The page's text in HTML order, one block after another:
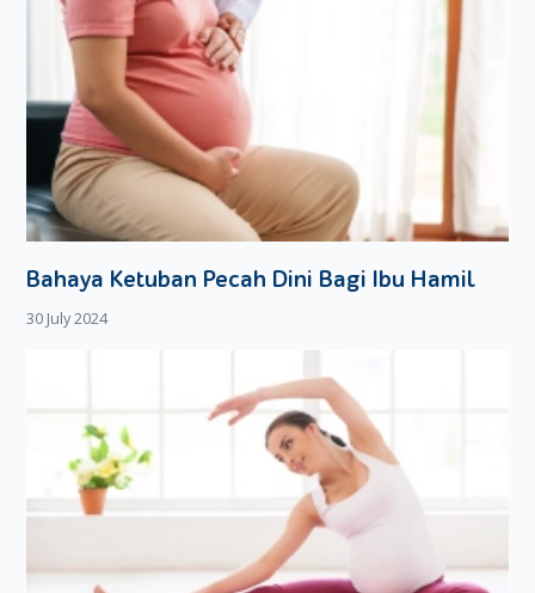
Bahaya Ketuban Pecah Dini Bagi Ibu Hamil
30 July 2024